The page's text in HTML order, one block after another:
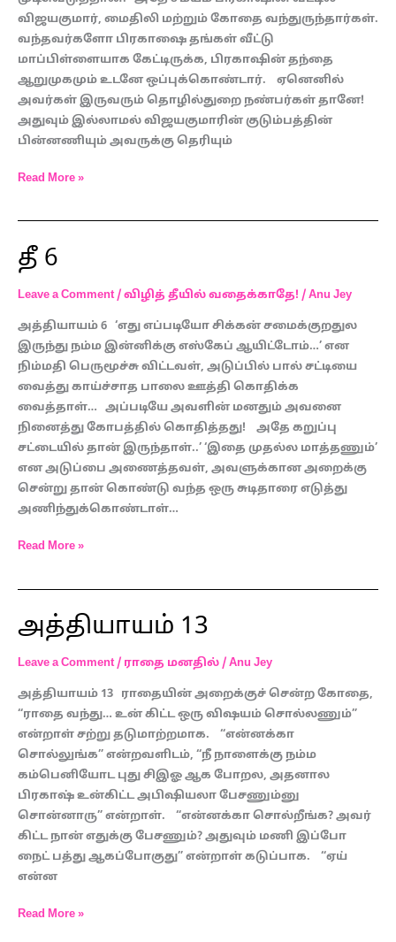
விஜயகுமார், மைதிலி மற்றும் கோதை வந்துருந்தார்கள்.
வந்தவர்களோ பிரகாஷை தங்கள் வீட்டு
மாப்பிள்ளையாக கேட்டிருக்க, பிரகாஷின் தந்தை
ஆறுமுகமும் உடனே ஒப்புக்கொண்டார். ஏனெனில்
அவர்கள் இருவரும் தொழில்துறை நண்பர்கள் தானே!
அதுவும் இல்லாமல் விஜயகுமாரின் குடும்பத்தின்
பின்னணியும் அவருக்கு தெரியும்
Read More »
தீ 6
Leave a Comment/விழித் தீயில் வதைக்காதே! /Anu Jey
அத்தியாயம் 6 ‘எது எப்படியோ சிக்கன் சமைக்குறதுல
இருந்து நம்ம இன்னிக்கு எஸ்கேப் ஆயிட்டோம்…’ என
நிம்மதி பெருமூச்சு விட்டவள், அடுப்பில் பால் சட்டியை
வைத்து காய்ச்சாத பாலை ஊத்தி கொதிக்க
வைத்தாள்… அப்படியே அவளின் மனதும் அவனை
நினைத்து கோபத்தில் கொதித்தது! அதே கறுப்பு
சட்டையில் தான் இருந்தாள்..’ ‘இதை முதல்ல மாத்தணும்’
என அடுப்பை அணைத்தவள், அவளுக்கான அறைக்கு
சென்று தான் கொண்டு வந்த ஒரு சுடிதாரை எடுத்து
அணிந்துக்கொண்டாள்…
தீ
6
Read More »
அத்தியாயம் 13
Leave a Comment/ ராதை மனதில்/Anu Jey
அத்தியாயம் 13 ராதையின் அறைக்குச் சென்ற கோதை,
“ராதை வந்து… உன் கிட்ட ஒரு விஷயம் சொல்லணும்”
என்றாள் சற்று தடுமாற்றமாக. “என்னக்கா
சொல்லுங்க” என்றவளிடம், “நீ நாளைக்கு நம்ம
கம்பெனியோட புது சிஇஓ ஆக போறல, அதனால
பிரகாஷ் உன்கிட்ட அபிஷியலா பேசணும்னு
சொன்னாரு” என்றாள். “என்னக்கா சொல்றீங்க? அவர்
கிட்ட நான் எதுக்கு பேசணும்? அதுவும் மணி இப்போ
நைட் பத்து ஆகப்போகுது” என்றாள் கடுப்பாக. “ஏய்
என்ன
அத்தியாயம்
Read More »